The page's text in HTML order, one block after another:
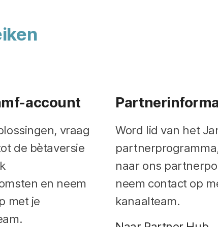
account
vraag
de bètaversie
en neem
met je
Word lid van het
naar ons
neem contact op
kanaalteam.
r
e
i
s
t
V
e
r
e
V